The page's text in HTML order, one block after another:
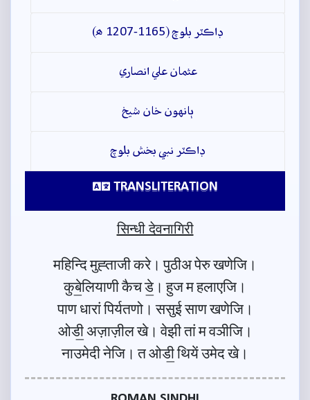
ڊاڪٽر بلوچ (1165-1207 ھ)
عثمان علي انصاري
ٻانهون خان شيخ
ڊاڪٽر نبي بخش بلوچ
TRANSLITERATION
सिन्धी देवनागिरी
महिन्दि मुह्ताजी करे। पुठीअ पेरु खणेजि।
कुबे॒लियाणी कैच डे॒। हुज म हलाएजि।
पाण धारां पिर्यतणो। ससुई साण खणेजि।
ओडी॒ अज़ाज़ील खे। वेझी तां म वञीजि।
नाउमेदी नेजि। त ओडी॒ थियें उमेद खे।